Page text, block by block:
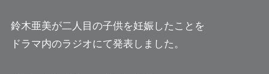
鈴木亜美が二人目の子供を妊娠したことを
ドラマ内のラジオにて発表しました。